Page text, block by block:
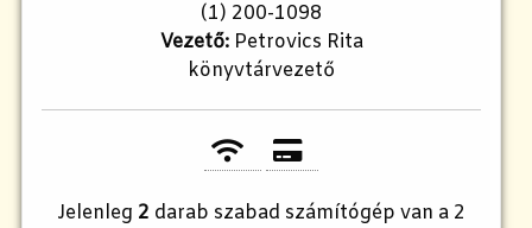
(1) 200-1098
Vezető:Petrovics Rita
könyvtárvezető
Jelenleg 2 darab szabad számítógép van a 2